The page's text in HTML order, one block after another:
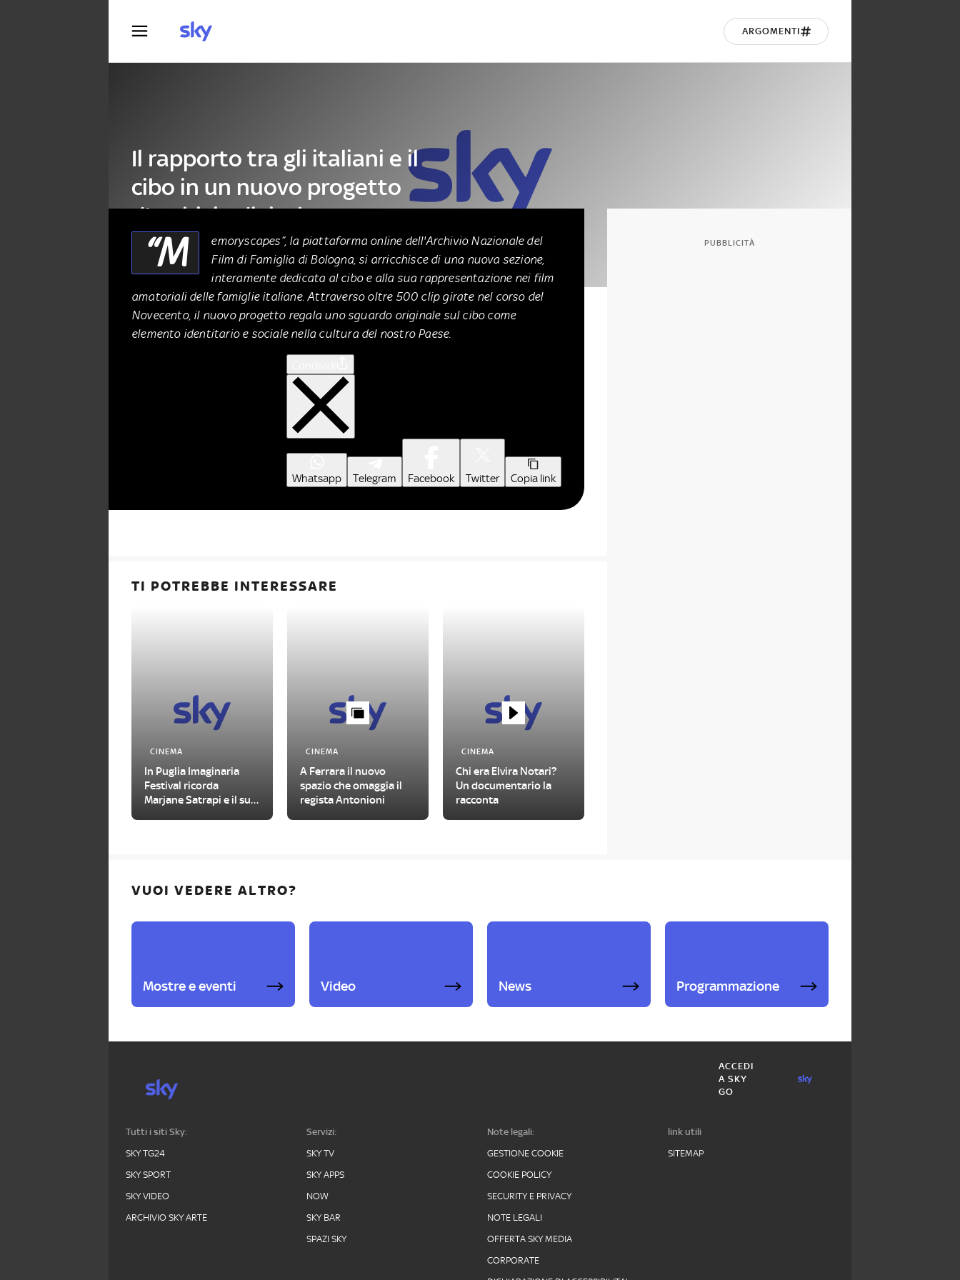
ARGOMENTI
Il rapporto tra gli italiani e il
cibo in un nuovo progetto
d'archivio digitale
CINEMA 18 Gennaio 2025
“M
emoryscapes”, la piattaforma online dell'Archivio Nazionale del
Film di Famiglia di Bologna, si arricchisce di una nuova sezione,
interamente dedicata al cibo e alla sua rappresentazione nei film
amatoriali delle famiglie italiane. Attraverso oltre 500 clip girate nel corso del
Novecento, il nuovo progetto regala uno sguardo originale sul cibo come
elemento identitario e sociale nella cultura del nostro Paese.
Whatsapp Telegram Facebook Twitter Copia link
TI POTREBBE INTERESSARE
CINEMA
In Puglia Imaginaria
Festival ricorda
Marjane Satrapi e il suo
CINEMA
A Ferrara il nuovo
spazio che omaggia il
regista Antonioni
CINEMA
Chi era Elvira Notari?
Un documentario la
racconta
PUBBLICITÀ
VUOI VEDERE ALTRO?
Mostre e eventi Video News Programmazione
ACCEDI
A SKY
GO
Tutti i siti Sky:
SKY TG24
SKY SPORT
SKY VIDEO
ARCHIVIO SKY ARTE
Servizi:
SKY TV
SKY APPS
NOW
SKY BAR
SPAZI SKY
Note legali:
GESTIONE COOKIE
COOKIE POLICY
SECURITY E PRIVACY
NOTE LEGALI
OFFERTA SKY MEDIA
CORPORATE
link utili
SITEMAP